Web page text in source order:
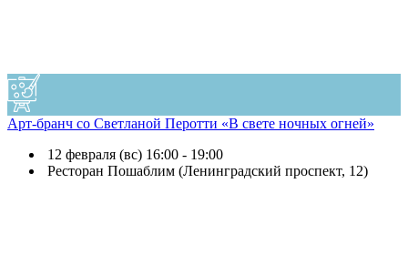
Арт-бранч со Светланой Перотти «В свете ночных огней»
12 февраля (вс) 16:00 - 19:00
Ресторан Пошаблим (Ленинградский проспект, 12)